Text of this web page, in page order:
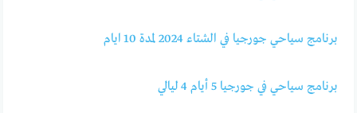
برنامج سياحي جورجيا في الشتاء 2024 لمدة 10 ايام
برنامج سياحي في جورجيا 5 أيام 4 ليالي